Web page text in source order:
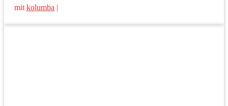
mit kolumba |